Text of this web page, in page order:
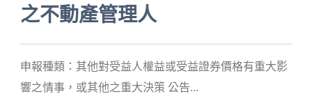
之不動產管理人
申報種類：其他對受益人權益或受益證券價格有重大影
響之情事，或其他之重大決策 公告...